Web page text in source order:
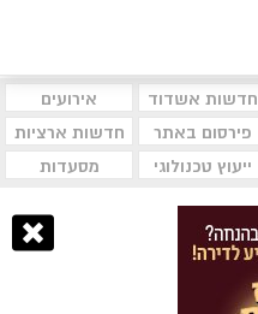
חדשות אשדוד
אירועים
פירסום באתר
חדשות ארציות
ייעוץ טכנולוגי מסעדות